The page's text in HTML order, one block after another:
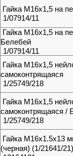
Гайка М16х1,5 на
1/07914/11
Гайка М16х1,5 на
Белебей
1/07914/11
Гайка М16х1,5
самоконтрящаяся
1/25749/218
Гайка М16х1,5
самоконтрящаяся /
1/25749/218
Гайка М16х1.5х13
(черная) (1/21641/